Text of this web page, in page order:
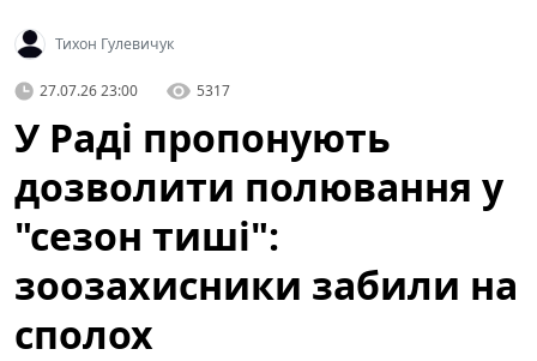
Тихон Гулевичук
27.07.26 23:00 5317
У Раді пропонують
дозволити полювання у
"сезон тиші":
зоозахисники забили на
сполох